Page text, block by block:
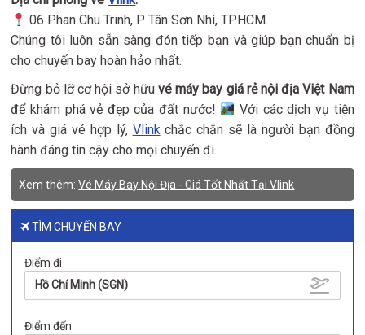
06 Phan Chu Trinh, P Tân Sơn Nhì, TP.HCM.
Chúng tôi luôn sẵn sàng đón tiếp bạn và giúp bạn chuẩn bị
cho chuyến bay hoàn hảo nhất.
Đừng bỏ lỡ cơ hội sở hữu vé máy bay giá rẻ nội địa Việt Nam
để khám phá vẻ đẹp của đất nước!
Với các dịch vụ tiện
ích và giá vé hợp lý, Vlinkchắc chắn sẽ là người bạn đồng
hành đáng tin cậy cho mọi chuyến đi.
Xem thêm:Vé Máy Bay Nội Địa - Giá Tốt Nhất Tại Vlink
TÌM CHUYẾN BAY
Điểm đi
Hồ Chí Minh (SGN)
Điểm đến